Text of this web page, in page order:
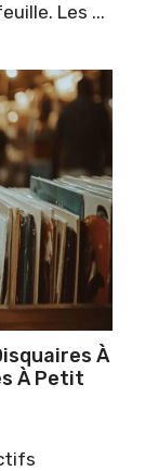
Les ...
À
À Petit